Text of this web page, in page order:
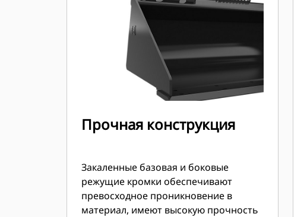
Прочная конструкция
Закаленные базовая и боковые
режущие кромки обеспечивают
превосходное проникновение в
материал, имеют высокую прочность